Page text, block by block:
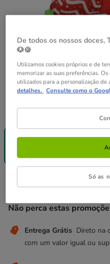
Formato:1 ud.
Entrega
Grátis
3.99€
Não perca estas
Entrega Grátis Direto na
com um valor igual ou
3.99€
De todos os nossos doces,
🐶🍪
Utilizamos cookies próprios e de
memorizar as suas preferências.
utilizados para a personalização de
detalhes. Consulte como o
Só as